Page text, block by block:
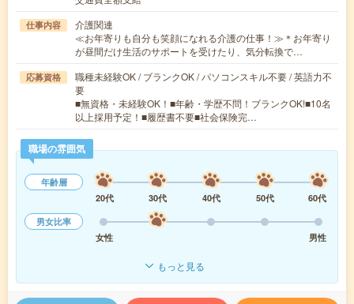
仕事内容
介護関連
≪お年寄りも自分も笑顔になれる介護の仕事！≫＊お年寄り
が昼間だけ生活のサポートを受けたり、気分転換で…
応募資格
職種未経験OK / ブランクOK / パソコンスキル不要 / 英語力不
要
■無資格・未経験OK！■年齢・学歴不問！ブランクOK!■10名
以上採用予定！■履歴書不要■社会保険完…
職場の雰囲気
年齢層
20代
30代 40代 50代
60代
男女比率
女性
男性
もっと見る